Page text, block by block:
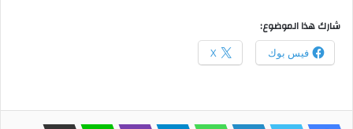
شارك هذا الموضوع:
فيس بوك X